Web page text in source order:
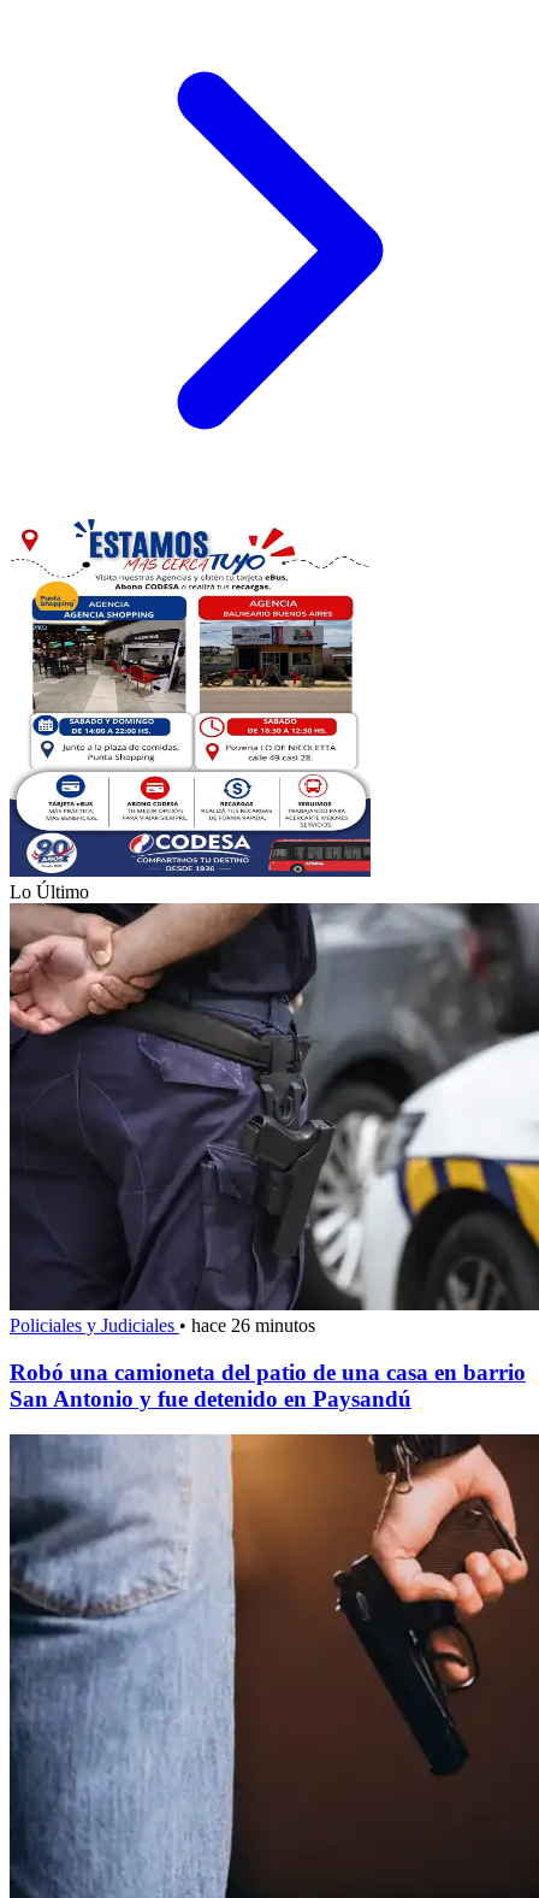
Lo Último
Policiales y Judiciales • hace 26 minutos
Robó una camioneta del patio de una casa en barrio
San Antonio y fue detenido en Paysandú